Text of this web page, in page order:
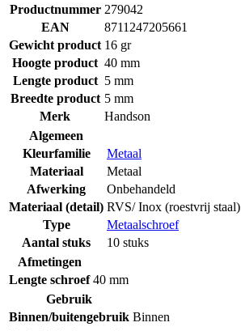
Productnummer 279042
EAN
8711247205661
Gewicht product 16 gr
Hoogte product 40 mm
Lengte product 5 mm
Breedte product 5 mm
Merk
Handson
Algemeen
Kleurfamilie
Metaal
Materiaal
Metaal
Afwerking
Onbehandeld
Materiaal (detail) RVS/ Inox (roestvrij staal)
Type
Metaalschroef
Aantal stuks
10 stuks
Afmetingen
Lengte schroef 40 mm
Gebruik
Binnen/buitengebruik Binnen